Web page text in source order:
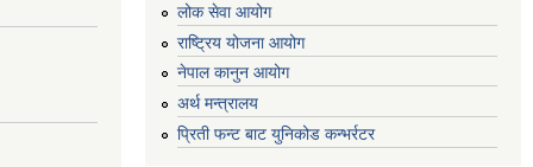
लोक सेवा आयोग
राष्ट्रिय योजना आयोग
नेपाल कानुन आयोग
अर्थ मन्त्रालय
प्रिती फन्ट बाट युनिकोड कन्भर्रटर